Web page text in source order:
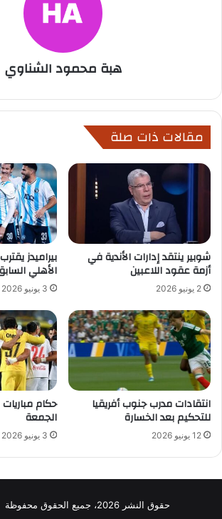
هبة محمود الشناوي
مقالات ذات صلة
شوبير ينتقد إدارات الأندية في
أزمة عقود اللاعبين
2 يونيو 2026
بيراميدز
الأهلي
3 يونيو 2026
انتقادات مدرب جنوب أفريقيا
للتحكيم بعد الخسارة
12 يونيو 2026
حكام مباريات
الجمعة
3 يونيو 2026
حقوق النشر 2026، جميع الحقوق محفوظة © نبأ مصر